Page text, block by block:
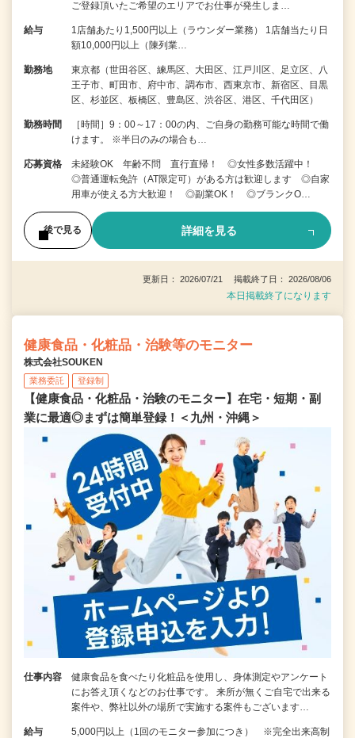
ご登録頂いたご希望のエリアでお仕事が発生しま…
給与
1店舗あたり1,500円以上（ラウンダー業務） 1店舗当たり日
額10,000円以上（陳列業…
勤務地
東京都（世田谷区、練馬区、大田区、江戸川区、足立区、八
王子市、町田市、府中市、調布市、西東京市、新宿区、目黒
区、杉並区、板橋区、豊島区、渋谷区、港区、千代田区）
勤務時間
［時間］9：00～17：00の内、ご自身の勤務可能な時間で働
けます。 ※半日のみの場合も…
応募資格
未経験OK 年齢不問 直行直帰！ ◎女性多数活躍中！
◎普通運転免許（AT限定可）がある方は歓迎します ◎自家
用車が使える方大歓迎！ ◎副業OK！ ◎ブランクO…
後で見る 詳細を見る
更新日： 2026/07/21 掲載終了日： 2026/08/06
本日掲載終了になります
健康食品・化粧品・治験等のモニター
株式会社SOUKEN
業務委託 登録制
【健康食品・化粧品・治験のモニター】在宅・短期・副
業に最適◎まずは簡単登録！＜九州・沖縄＞
仕事内容
健康食品を食べたり化粧品を使用し、身体測定やアンケート
にお答え頂くなどのお仕事です。 来所が無くご自宅で出来る
案件や、弊社以外の場所で実施する案件もございます…
給与 5,000円以上（1回のモニター参加につき） ※完全出来高制